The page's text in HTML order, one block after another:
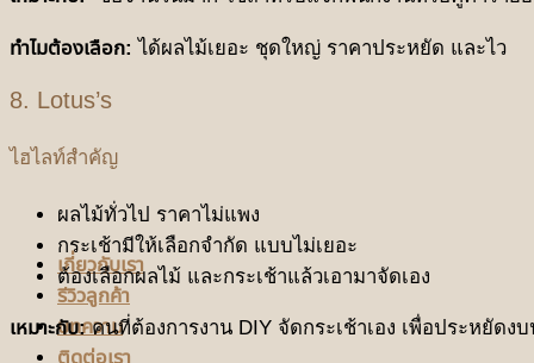
เกี่ยวกับเรา
รีวิวลูกค้า
บทความ
ติดต่อเรา
ทำไมต้องเลือก: ได้ผลไม้เยอะ ชุดใหญ่ ราคาประหยัด และไว
8. Lotus’s
ไฮไลท์สำคัญ
ผลไม้ทั่วไป ราคาไม่แพง
กระเช้ามีให้เลือกจำกัด แบบไม่เยอะ
ต้องเลือกผลไม้ และกระเช้าแล้วเอามาจัดเอง
เหมาะกับ:คนที่ต้องการงาน DIY จัดกระเช้าเอง เพื่อประหยัดง